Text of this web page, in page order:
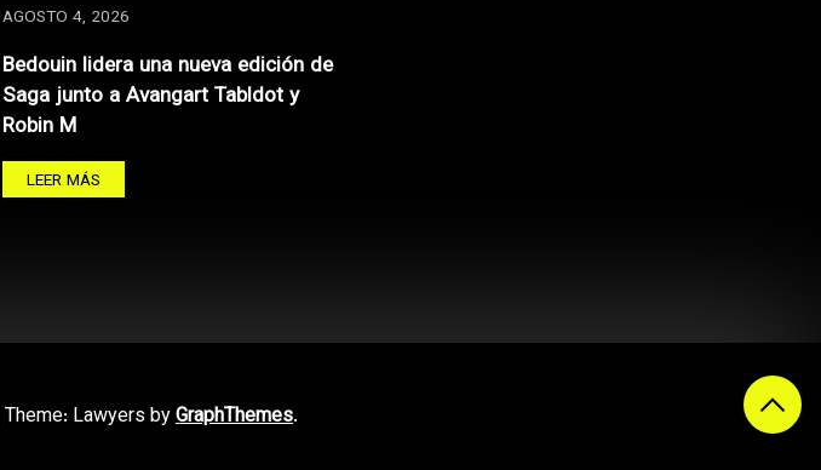
AGOSTO 4, 2026
Bedouin lidera una nueva edición de
Saga junto a Avangart Tabldot y
Robin M
LEER MÁS
Theme: Lawyers byGraphThemes.